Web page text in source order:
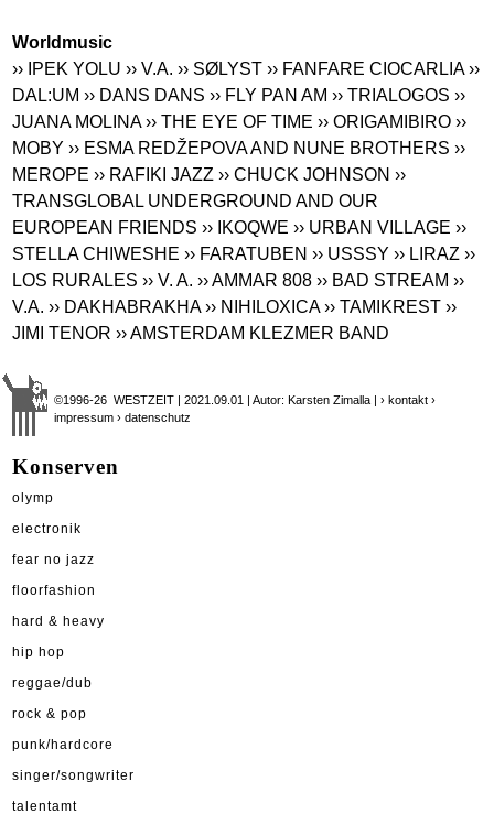
Worldmusic
›› IPEK YOLU ›› V.A. ›› SØLYST ›› FANFARE CIOCARLIA ››
DAL:UM ›› DANS DANS ›› FLY PAN AM ›› TRIALOGOS ››
JUANA MOLINA ›› THE EYE OF TIME ›› ORIGAMIBIRO ››
MOBY ›› ESMA REDŽEPOVA AND NUNE BROTHERS ››
MEROPE ›› RAFIKI JAZZ ›› CHUCK JOHNSON ››
TRANSGLOBAL UNDERGROUND AND OUR
EUROPEAN FRIENDS ›› IKOQWE ›› URBAN VILLAGE ››
STELLA CHIWESHE ›› FARATUBEN ›› USSSY ›› LIRAZ ››
LOS RURALES ›› V. A. ›› AMMAR 808 ›› BAD STREAM ››
V.A. ›› DAKHABRAKHA ›› NIHILOXICA ›› TAMIKREST ››
JIMI TENOR ›› AMSTERDAM KLEZMER BAND
©1996-26 WESTZEIT | 2021.09.01 | Autor: Karsten Zimalla |› kontakt ›
impressum › datenschutz
Konserven
olymp
electronik
fear no jazz
floorfashion
hard & heavy
hip hop
reggae/dub
rock & pop
punk/hardcore
singer/songwriter
talentamt